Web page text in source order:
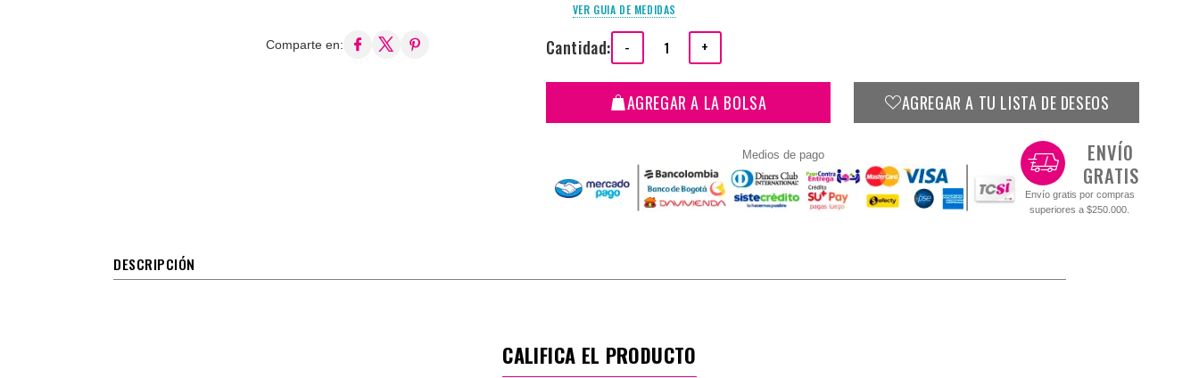
Comparte en:
VER GUIA DE MEDIDAS
Cantidad: - +
AGREGAR A LA BOLSA AGREGAR A TU LISTA DE DESEOS
Medios de pago
ENVÍO
GRATIS
Envío gratis por compras
superiores a $250.000.
DESCRIPCIÓN
CALIFICA EL PRODUCTO